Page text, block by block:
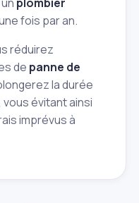
plombier
fois par an.
réduirez
de panne de
la durée
évitant ainsi
imprévus à